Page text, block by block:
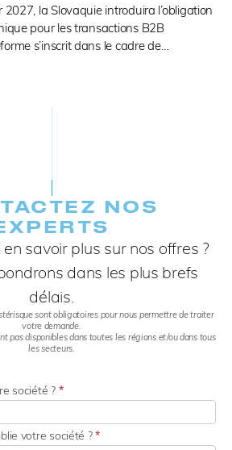
la Slovaquie introduira l’obligation
pour les transactions B2B
s’inscrit dans le cadre de…
NOS
savoir plus sur nos offres ?
dans les plus brefs
délais.
sont obligatoires pour nous permettre de traiter
votre demande.
pas disponibles dans toutes les régions et/ou dans tous
les secteurs.
société ? *
votre société ?*